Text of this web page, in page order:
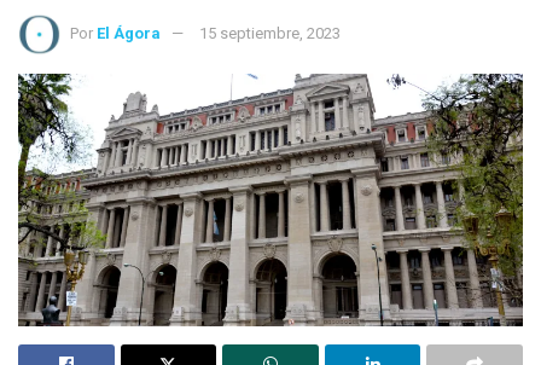
Por El Ágora 15 septiembre, 2023